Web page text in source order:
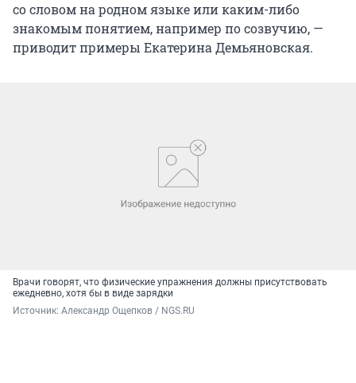
со словом на родном языке или каким-либо
знакомым понятием, например по созвучию, —
приводит примеры Екатерина Демьяновская.
Врачи говорят, что физические упражнения должны присутствовать
ежедневно, хотя бы в виде зарядки
Источник: Александр Ощепков / NGS.RU